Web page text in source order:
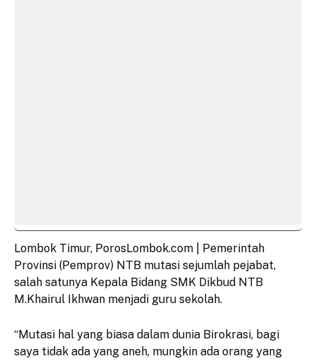
Lombok Timur, PorosLombok.com | Pemerintah
Provinsi (Pemprov) NTB mutasi sejumlah pejabat,
salah satunya Kepala Bidang SMK Dikbud NTB
M.Khairul Ikhwan menjadi guru sekolah.
“Mutasi hal yang biasa dalam dunia Birokrasi, bagi
saya tidak ada yang aneh, mungkin ada orang yang